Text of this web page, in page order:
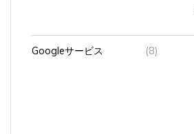
Googleサービス (8)